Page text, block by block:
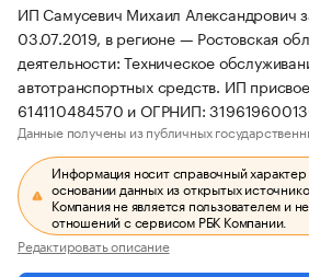
ИП Самусевич Михаил Александрович
03.07.2019, в регионе — Ростовская
деятельности: Техническое
автотранспортных средств. ИП
614110484570 и ОГРНИП:
Данные получены из публичных
Информация носит справочный
основании данных из открытых
Компания не является пользователем и
отношений с сервисом РБК Компании.
Редактировать описание